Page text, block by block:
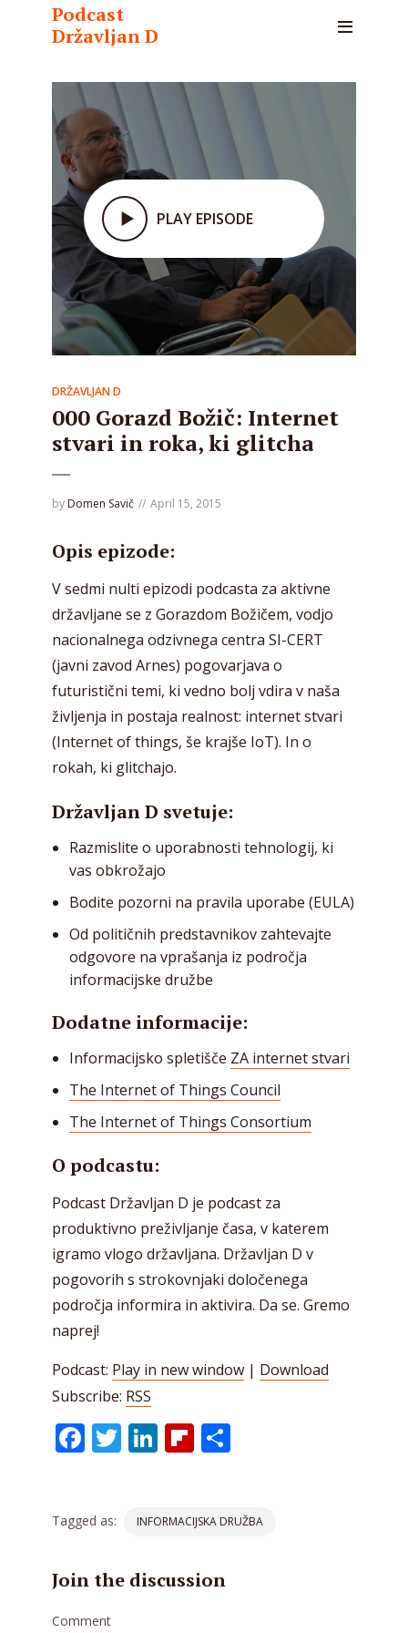
Podcast
Državljan D
PLAY EPISODE
DRŽAVLJAN D
000 Gorazd Božič: Internet
stvari in roka, ki glitcha
by Domen Savič April 15, 2015
Opis epizode:
V sedmi nulti epizodi podcasta za aktivne
državljane se z Gorazdom Božičem, vodjo
nacionalnega odzivnega centra SI-CERT
(javni zavod Arnes) pogovarjava o
futuristični temi, ki vedno bolj vdira v naša
življenja in postaja realnost: internet stvari
(Internet of things, še krajše IoT). In o
rokah, ki glitchajo.
Državljan D svetuje:
Razmislite o uporabnosti tehnologij, ki
vas obkrožajo
Bodite pozorni na pravila uporabe (EULA)
Od političnih predstavnikov zahtevajte
odgovore na vprašanja iz področja
informacijske družbe
Dodatne informacije:
Informacijsko spletišče ZA internet stvari
The Internet of Things Council
The Internet of Things Consortium
O podcastu:
Podcast Državljan D je podcast za
produktivno preživljanje časa, v katerem
igramo vlogo državljana. Državljan D v
pogovorih s strokovnjaki določenega
področja informira in aktivira. Da se. Gremo
naprej!
Podcast: Play in new window | Download
Subscribe: RSS
Facebook
Twitter
LinkedIn
Flipboard
Tagged as: INFORMACIJSKA DRUŽBA
Join the discussion
Comment